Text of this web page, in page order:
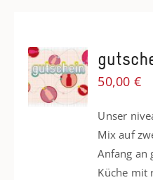
50,00 €
Unser
Mix auf
Anfang an
Küche mit